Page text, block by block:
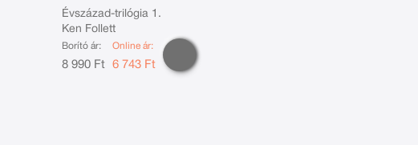
Évszázad-trilógia 1.
Ken Follett
Borító ár:
8 990 Ft
Online ár:
6 743 Ft